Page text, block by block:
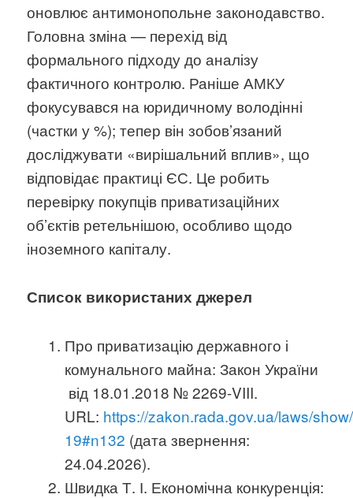
оновлює антимонопольне законодавство.
Головна зміна — перехід від
формального підходу до аналізу
фактичного контролю. Раніше АМКУ
фокусувався на юридичному володінні
(частки у %); тепер він зобов’язаний
досліджувати «вирішальний вплив», що
відповідає практиці ЄС. Це робить
перевірку покупців приватизаційних
об’єктів ретельнішою, особливо щодо
іноземного капіталу.
Список використаних джерел
Про приватизацію державного і
комунального майна: Закон України
від 18.01.2018 № 2269-VIII.
URL: https://zakon.rada.gov.ua/laws/
19#n132 (дата звернення:
24.04.2026).
Швидка Т. І. Економічна конкуренція: